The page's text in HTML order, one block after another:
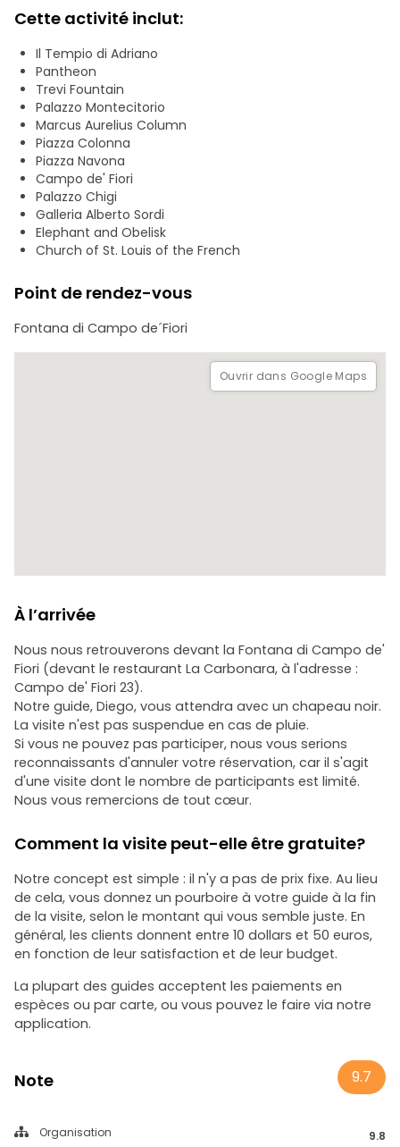
Fiori, le marché où Giordano Bruno a été brûlé vif. Nous
traverserons la Piazza Navona, célèbre pour ses fontaines,
ses sculptures et ses bâtiments. De même, nous serons
émerveillés par le Panthéon, ancien temple de tous les
dieux. Nous passerons devant le palais Chigi (résidence du
président du Conseil des ministres), le Parlement, le
temple d'Hadrien, les obélisques égyptiens et la colonne de
Marc Aurèle, qui raconte les batailles remportées par
l'empereur. Nous entrerons dans la luxueuse galerie Alberto
Sordi. Nous terminerons par l'emblématique fontaine de
Trevi.
Cette visite nous permettra de découvrir l'un des lieux les
plus emblématiques de l'histoire occidentale. ¡Nous vous
attendons !
Cette activité inclut:
Il Tempio di Adriano
Pantheon
Trevi Fountain
Palazzo Montecitorio
Marcus Aurelius Column
Piazza Colonna
Piazza Navona
Campo de' Fiori
Palazzo Chigi
Galleria Alberto Sordi
Elephant and Obelisk
Church of St. Louis of the French
Point de rendez-vous
Fontana di Campo de´Fiori
Ouvrir dans Google Maps
À l’arrivée
Nous nous retrouverons devant la Fontana di Campo de'
Fiori (devant le restaurant La Carbonara, à l'adresse :
Campo de' Fiori 23).
Notre guide, Diego, vous attendra avec un chapeau noir.
La visite n'est pas suspendue en cas de pluie.
Si vous ne pouvez pas participer, nous vous serions
reconnaissants d'annuler votre réservation, car il s'agit
d'une visite dont le nombre de participants est limité.
Nous vous remercions de tout cœur.
Comment la visite peut-elle être gratuite?
Notre concept est simple : il n'y a pas de prix fixe. Au lieu
de cela, vous donnez un pourboire à votre guide à la fin
de la visite, selon le montant qui vous semble juste. En
général, les clients donnent entre 10 dollars et 50 euros,
en fonction de leur satisfaction et de leur budget.
La plupart des guides acceptent les paiements en
espèces ou par carte, ou vous pouvez le faire via notre
application.
Note 9.7
Organisation 9.8